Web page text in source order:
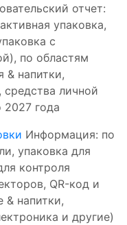
отчет:
упаковка,
с
по областям
& напитки,
личной
2027 года
Информация: по
упаковка для
контроля
QR-код и
напитки,
и другие)